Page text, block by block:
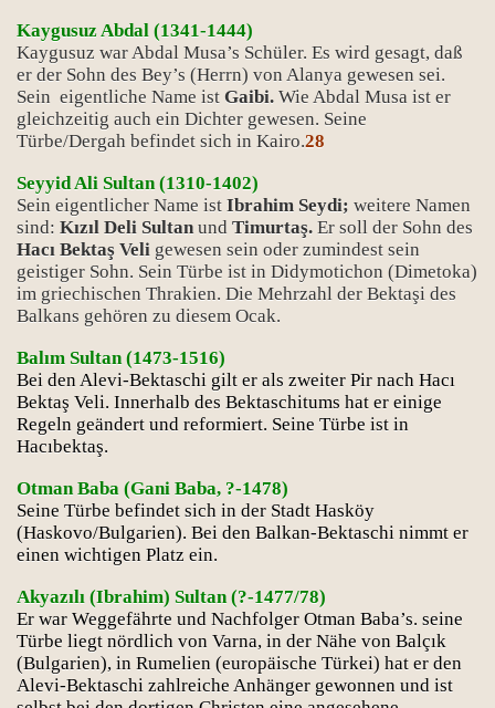
Kaygusuz Abdal (1341-1444)
Kaygusuz war Abdal Musa’s Schüler. Es wird gesagt, daß
er der Sohn des Bey’s (Herrn) von Alanya gewesen sei.
Sein eigentliche Name ist Gaibi. Wie Abdal Musa ist er
gleichzeitig auch ein Dichter gewesen. Seine
Türbe/Dergah befindet sich in Kairo.28
Seyyid Ali Sultan (1310-1402)
Sein eigentlicher Name ist Ibrahim Seydi; weitere Namen
sind: Kızıl Deli Sultan und Timurtaş. Er soll der Sohn des
Hacı Bektaş Veli gewesen sein oder zumindest sein
geistiger Sohn. Sein Türbe ist in Didymotichon (Dimetoka)
im griechischen Thrakien. Die Mehrzahl der Bektaşi des
Balkans gehören zu diesem Ocak.
Balım Sultan (1473-1516)
Bei den Alevi-Bektaschi gilt er als zweiter Pir nach Hacı
Bektaş Veli. Innerhalb des Bektaschitums hat er einige
Regeln geändert und reformiert. Seine Türbe ist in
Hacıbektaş.
Otman Baba (Gani Baba, ?-1478)
Seine Türbe befindet sich in der Stadt Hasköy
(Haskovo/Bulgarien). Bei den Balkan-Bektaschi nimmt er
einen wichtigen Platz ein.
Akyazılı (Ibrahim) Sultan (?-1477/78)
Er war Weggefährte und Nachfolger Otman Baba’s. seine
Türbe liegt nördlich von Varna, in der Nähe von Balçık
(Bulgarien), in Rumelien (europäische Türkei) hat er den
Alevi-Bektaschi zahlreiche Anhänger gewonnen und ist